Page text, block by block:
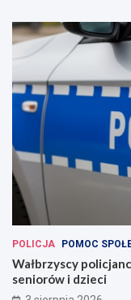
POLICJA POMOC
Wałbrzyscy
seniorów i dzieci